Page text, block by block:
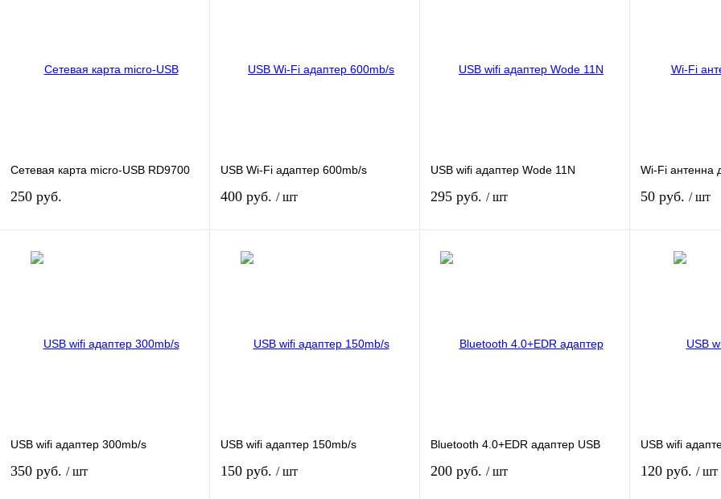
Сетевая карта micro-USB RD9700
250 руб.
наличии
USB Wi-Fi адаптер 600mb/s
400 руб. / шт
наличии
USB wifi адаптер Wode 11N
295 руб. / шт
наличии
Wi-Fi антенна
50 руб. / шт
USB wifi адаптер 300mb/s
350 руб. / шт
USB wifi адаптер 150mb/s
150 руб. / шт
Bluetooth 4.0+EDR адаптер USB
200 руб. / шт
USB wifi
120 руб. / шт